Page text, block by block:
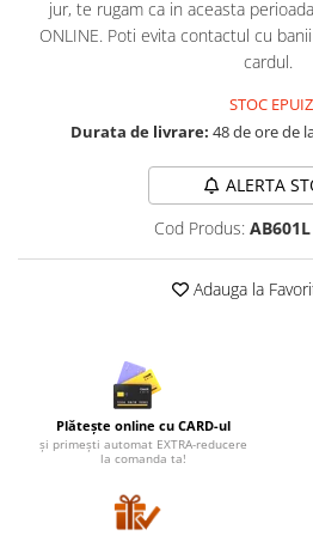
Lenjerii de pat pentru copii
Cadouri Cuplu
Pijamale de dama
Pijamale de barbati
WINTER Collection
Halate si pijamale Family
Seturi elegante femei
Pijamale de copii
Pijamale BIG SIZE femei
Tricouri de craciun
jur, te rugam ca in aceasta
ONLINE. Poti evita contactul cu
cardul.
STOC
Durata de livrare: 48 de ore de
ALERTA
Cod Produs: AB601L
Adauga la
Plătește online cu CARD-ul
și primești automat EXTRA-reducere
la comanda ta!